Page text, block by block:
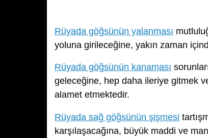
Rüyada göğsünün yalanması
yoluna girileceğine, yakın zaman
Rüyada göğsünün kanaması
geleceğine, hep daha ileriye gitmek
alamet etmektedir.
Rüyada sağ göğsünün şişmesi
karşılaşacağına, büyük maddi ve